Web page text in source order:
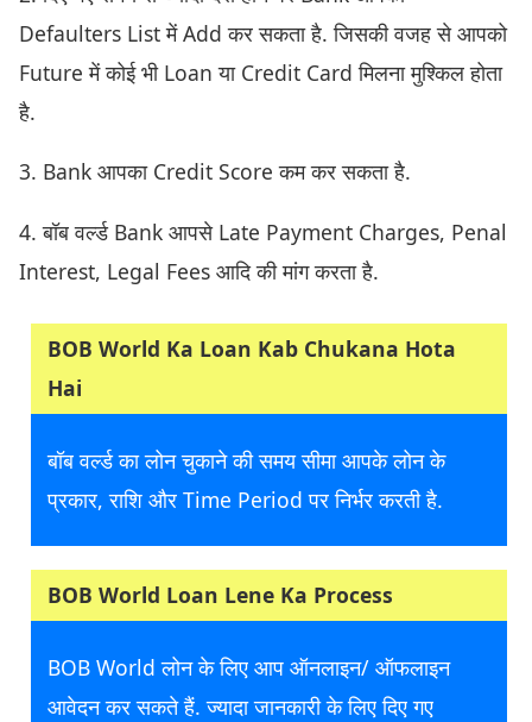
Defaulters List में Add कर सकता है. जिसकी वजह से आपको
Future में कोई भी Loan या Credit Card मिलना मुश्किल होता
है.
3. Bank आपका Credit Score कम कर सकता है.
4. बॉब वर्ल्ड Bank आपसे Late Payment Charges, Penal
Interest, Legal Fees आदि की मांग करता है.
BOB World Ka Loan Kab Chukana Hota
Hai
बॉब वर्ल्ड का लोन चुकाने की समय सीमा आपके लोन के
प्रकार, राशि और Time Period पर निर्भर करती है.
BOB World Loan Lene Ka Process
BOB World लोन के लिए आप ऑनलाइन/ ऑफलाइन
आवेदन कर सकते हैं. ज्यादा जानकारी के लिए दिए गए